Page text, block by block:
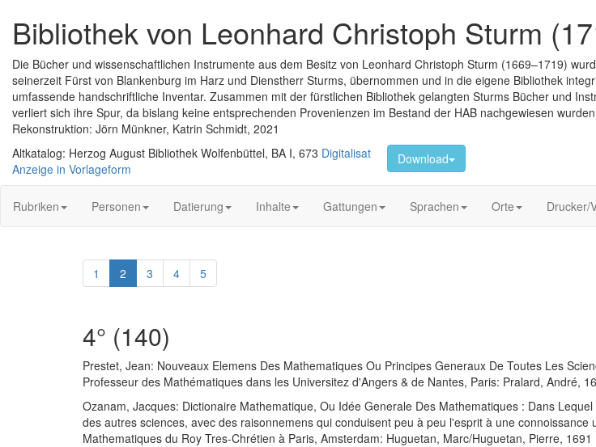
Bibliothek von Leonhard Christoph Sturm
Die Bücher und wissenschaftlichen Instrumente aus dem Besitz von Leonhard Christoph Sturm (1669–1719)
seinerzeit Fürst von Blankenburg im Harz und Dienstherr Sturms, übernommen und in die eigene Bibliothek
umfassende handschriftliche Inventar. Zusammen mit der fürstlichen Bibliothek gelangten Sturms Bücher und
verliert sich ihre Spur, da bislang keine entsprechenden Provenienzen im Bestand der HAB nachgewiesen
Rekonstruktion: Jörn Münkner, Katrin Schmidt, 2021
Altkatalog: Herzog August Bibliothek Wolfenbüttel, BA I, 673 Digitalisat
Anzeige in Vorlageform
Download
Rubriken Personen Datierung Inhalte Gattungen Sprachen Orte Drucker/
1 2 3 4 5
4° (140)
Prestet, Jean: Nouveaux Elemens Des Mathematiques Ou Principes Generaux De Toutes Les
Professeur des Mathématiques dans les Universitez d'Angers & de Nantes, Paris: Pralard, André,
Ozanam, Jacques: Dictionaire Mathematique, Ou Idée Generale Des Mathematiques : Dans
des autres sciences, avec des raisonnemens qui conduisent peu à peu l'esprit à une
Mathematiques du Roy Tres-Chrétien à Paris, Amsterdam: Huguetan, Marc/Huguetan, Pierre, 1691